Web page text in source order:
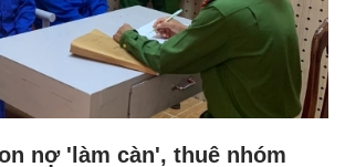
nợ 'làm càn', thuê nhóm